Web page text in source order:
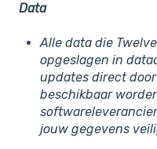
Data
Alle data die
opgeslagen in
updates direct
beschikbaar
jouw gegevens